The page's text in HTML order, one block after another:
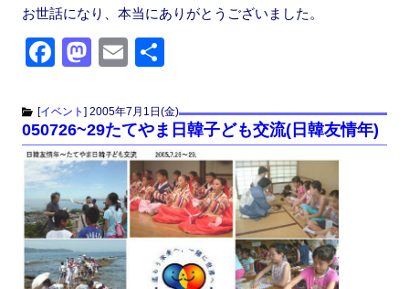
お世話になり、本当にありがとうございました。
F
c
e
b
o
o
k
M
st
o
d
o
n
E
ail
[イベント ] 2005年7月1日(金)
050726~29たてやま日韓子ども交流(日韓友情年)